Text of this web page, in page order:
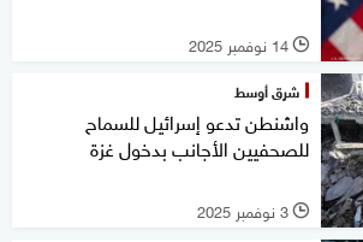
l 14 نوفمبر 2025
شرق أوسط
واشنطن تدعو إسرائيل للسماح
للصحفيين الأجانب بدخول غزة
l 3 نوفمبر 2025